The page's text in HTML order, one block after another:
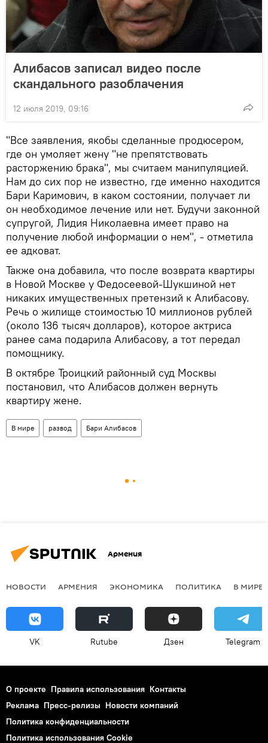
Алибасов записал видео после
скандального разоблачения
12 июля 2019, 09:16
"Все заявления, якобы сделанные продюсером,
где он умоляет жену "не препятствовать
расторжению брака", мы считаем манипуляцией.
Нам до сих пор не известно, где именно находится
Бари Каримович, в каком состоянии, получает ли
он необходимое лечение или нет. Будучи законной
супругой, Лидия Николаевна имеет право на
получение любой информации о нем", - отметила
ее адковат.
Также она добавила, что после возврата квартиры
в Новой Москве у Федосеевой-Шукшиной нет
никаких имущественных претензий к Алибасову.
Речь о жилище стоимостью 10 миллионов рублей
(около 136 тысяч долларов), которое актриса
ранее сама подарила Алибасову, а тот передал
помощнику.
В октябре Троицкий районный суд Москвы
постановил, что Алибасов должен вернуть
квартиру жене.
В мире развод Бари Алибасов
Армения
НОВОСТИ АРМЕНИЯ ЭКОНОМИКА ПОЛИТИКА В МИРЕ
VK Rutube Дзен Telegram
О проекте Правила использования Контакты
Реклама Пресс-релизы Новости компаний
Политика конфиденциальности
Политика использования Cookie